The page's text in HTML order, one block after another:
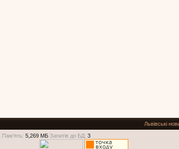
Львівські
Пам'ять: 5,269 МБ Запитів до БД: 3